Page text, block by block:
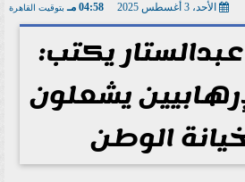
الأحد، 3 أغسطس 2025 04:58 مـ بتوقيت القاهرة
يكتب:
يشعلون
الوطن